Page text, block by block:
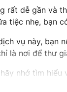
rất dễ gần và
tiệc nhẹ, bạn
vụ này, bạn
là nơi để thư
nhớ tìm